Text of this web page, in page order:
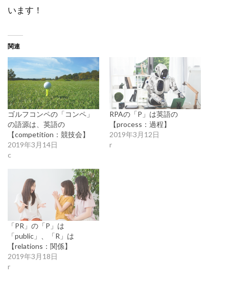
います！
関連
ゴルフコンペの「コンペ」
の語源は、英語の
【competition：競技会】
2019年3月14日
c
RPAの「P」は英語の
【process：過程】
2019年3月12日
r
「PR」の「P」は
「public」、「R」は
【relations：関係】
2019年3月18日
r